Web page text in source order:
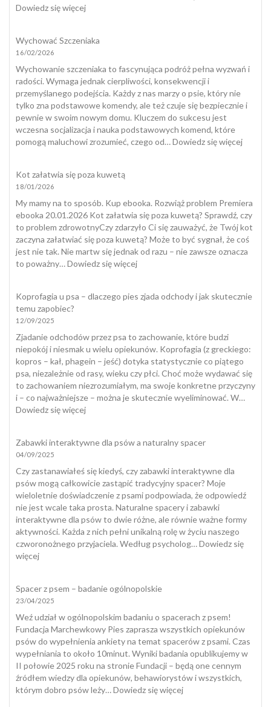
Dowiedz się więcej:
kleszcz
psa?
Wychować Szczeniaka
16/02/2026
Wychowanie szczeniaka to fascynująca podróż pełna wyzwań i
radości. Wymaga jednak cierpliwości, konsekwencji i
przemyślanego podejścia. Każdy z nas marzy o psie, który nie
tylko zna podstawowe komendy, ale też czuje się bezpiecznie i
pewnie w swoim nowym domu. Kluczem do sukcesu jest
wczesna socjalizacja i nauka podstawowych komend, które
pomogą maluchowi zrozumieć, czego od…Dowiedz się więcej:
Kot załatwia się poza kuwetą
18/01/2026
My mamy na to sposób. Kup ebooka. Rozwiąż problem Premiera
ebooka 20.01.2026 Kot załatwia się poza kuwetą? Sprawdź, czy
to problem zdrowotnyCzy zdarzyło Ci się zauważyć, że Twój kot
zaczyna załatwiać się poza kuwetą? Może to być sygnał, że coś
jest nie tak. Nie martw się jednak od razu – nie zawsze oznacza
to poważny…Dowiedz się więcej:
się
Koprofagia u psa – dlaczego pies zjada odchody i jak skutecznie
temu zapobiec?
12/09/2025
Zjadanie odchodów przez psa to zachowanie, które budzi
niepokój i niesmak u wielu opiekunów. Koprofagia (z greckiego:
kopros – kał, phagein – jeść) dotyka statystycznie co piątego
psa, niezależnie od rasy, wieku czy płci. Choć może wydawać się
to zachowaniem niezrozumiałym, ma swoje konkretne przyczyny
i – co najważniejsze – można je skutecznie wyeliminować. W…
Dowiedz się więcej:
psa
dlaczego
pies
zjada
odchody
i
jak
skutecznie
Zabawki interaktywne dla psów a naturalny spacer
04/09/2025
Czy zastanawiałeś się kiedyś, czy zabawki interaktywne dla
psów mogą całkowicie zastąpić tradycyjny spacer? Moje
wieloletnie doświadczenie z psami podpowiada, że odpowiedź
nie jest wcale taka prosta. Naturalne spacery i zabawki
interaktywne dla psów to dwie różne, ale równie ważne formy
aktywności. Każda z nich pełni unikalną rolę w życiu naszego
czworonożnego przyjaciela. Według psycholog…Dowiedz się
więcej:
dla
psów
a
naturalny
spacer
Spacer z psem – badanie ogólnopolskie
23/04/2025
Weź udział w ogólnopolskim badaniu o spacerach z psem!
Fundacja Marchewkowy Pies zaprasza wszystkich opiekunów
psów do wypełnienia ankiety na temat spacerów z psami. Czas
wypełniania to około 10minut. Wyniki badania opublikujemy w
II połowie 2025 roku na stronie Fundacji – będą one cennym
źródłem wiedzy dla opiekunów, behawiorystów i wszystkich,
którym dobro psów leży…Dowiedz się więcej: